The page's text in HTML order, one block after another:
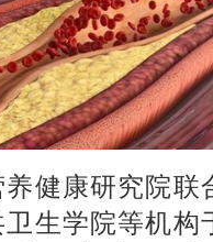
康研究院联
生学院等机构